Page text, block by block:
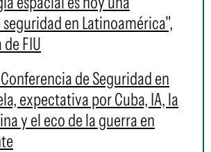
en Latinoamérica",
FIU
de Seguridad en
expectativa por Cuba, IA, la
y el eco de la guerra en